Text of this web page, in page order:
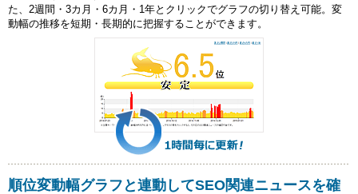
た、2週間・3カ月・6カ月・1年とクリックでグラフの切り替え可能。変
動幅の推移を短期・長期的に把握することができます。
順位変動幅グラフと連動してSEO関連ニュースを確